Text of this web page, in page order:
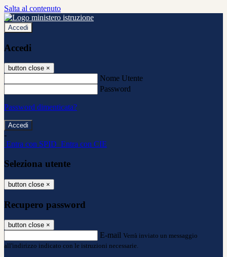
Salta al contenuto
Accedi
Accedi
button close ×
Nome Utente
Password
Password dimenticata?
-
Entra con SPID Entra con CIE
Seleziona utente
button close ×
Recupero password
button close ×
E-mail Verrà inviato un messaggio
all'indirizzo indicato con le istruzioni necessarie.